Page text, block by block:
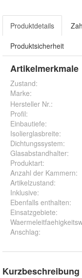
Produktdetails
Produktsicherheit
Artikelmerkmale
Zustand:
Marke:
Hersteller Nr.:
Profil:
Einbautiefe:
Isolierglasbreite:
Dichtungssystem:
Glasabstandhalter:
Produktart:
Anzahl der Kammern:
Artikelzustand:
Inklusive:
Ebenfalls enthalten:
Einsatzgebiete:
Anschlag:
Kurzbeschreibung